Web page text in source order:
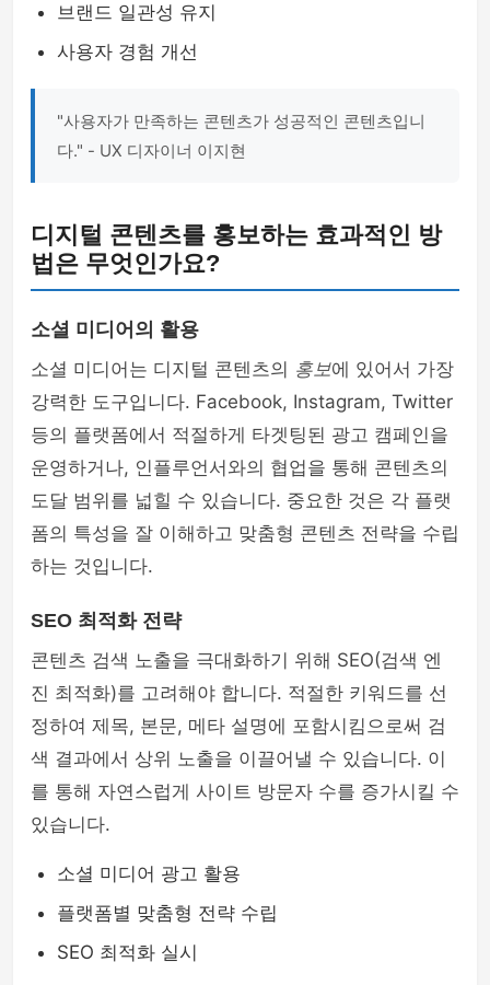
브랜드 일관성 유지
사용자 경험 개선
"사용자가 만족하는 콘텐츠가 성공적인 콘텐츠입니
다." - UX 디자이너 이지현
디지털 콘텐츠를 홍보하는 효과적인 방
법은 무엇인가요?
소셜 미디어의 활용
소셜 미디어는 디지털 콘텐츠의 홍보에 있어서 가장
강력한 도구입니다. Facebook, Instagram, Twitter
등의 플랫폼에서 적절하게 타겟팅된 광고 캠페인을
운영하거나, 인플루언서와의 협업을 통해 콘텐츠의
도달 범위를 넓힐 수 있습니다. 중요한 것은 각 플랫
폼의 특성을 잘 이해하고 맞춤형 콘텐츠 전략을 수립
하는 것입니다.
SEO 최적화 전략
콘텐츠 검색 노출을 극대화하기 위해 SEO(검색 엔
진 최적화)를 고려해야 합니다. 적절한 키워드를 선
정하여 제목, 본문, 메타 설명에 포함시킴으로써 검
색 결과에서 상위 노출을 이끌어낼 수 있습니다. 이
를 통해 자연스럽게 사이트 방문자 수를 증가시킬 수
있습니다.
소셜 미디어 광고 활용
플랫폼별 맞춤형 전략 수립
SEO 최적화 실시